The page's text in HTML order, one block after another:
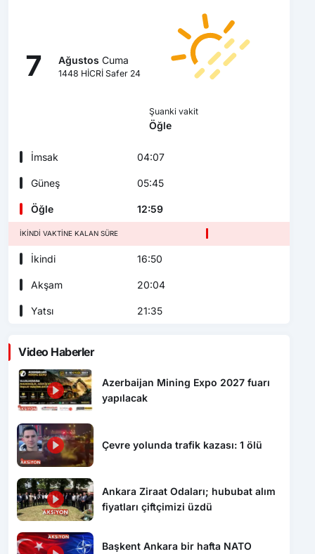
7 Ağustos Cuma
1448 HİCRİ Safer 24
Şuanki vakit
Öğle
İmsak 04:07
Güneş 05:45
Öğle 12:59
İKINDI VAKTINE KALAN SÜRE
İkindi 16:50
Akşam 20:04
Yatsı 21:35
Video Haberler
Azerbaijan Mining Expo 2027 fuarı
yapılacak
Çevre yolunda trafik kazası: 1 ölü
Ankara Ziraat Odaları; hububat alım
fiyatları çiftçimizi üzdü
Başkent Ankara bir hafta NATO